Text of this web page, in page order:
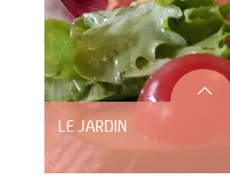
LE JARDIN